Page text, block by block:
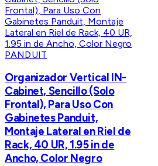
PANDUIT
Organizador Vertical IN-
Cabinet, Sencillo (Solo
Frontal), Para Uso Con
Gabinetes Panduit,
Montaje Lateral en Riel de
Rack, 40 UR, 1.95 in de
Ancho, Color Negro